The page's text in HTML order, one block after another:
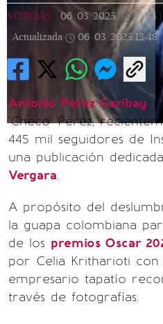
NOTICIAS 06/03/2025 13:33
Actualizada
06/03/2025 13:48
Antonio Pérez Garibay,
'Checo' Pérez,
445 mil seguidores de
una publicación
Vergara.
A propósito del
la guapa colombiana
de los premios Oscar
por Celia Kritharioti con
empresario tapatío
través de fotografías.